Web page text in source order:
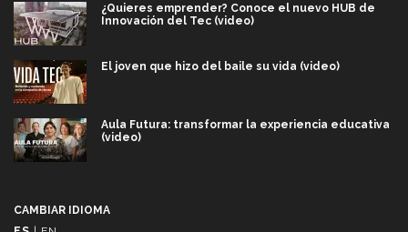
¿Quieres emprender? Conoce el nuevo HUB de
Innovación del Tec (video)
El joven que hizo del baile su vida (video)
Aula Futura: transformar la experiencia educativa
(video)
CAMBIAR IDIOMA